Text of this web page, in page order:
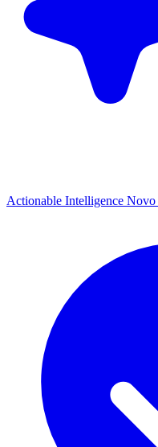
Actionable Intelligence Novo